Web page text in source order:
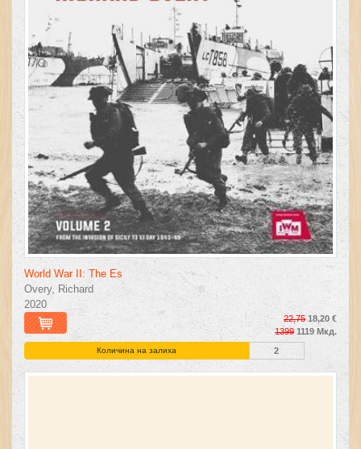
World War II: The Es
Overy, Richard
2020
22,75 18,20 €
1399 1119 Мкд.
Количина на залиха 2